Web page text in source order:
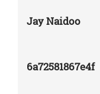
Jay Naidoo
6a72581867e4f